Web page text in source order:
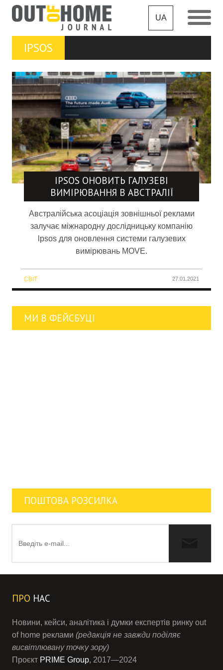
UA
IPSOS
IPSOS ОНОВИТЬ ГАЛУЗЕВІ
ВИМІРЮВАННЯ В АВСТРАЛІЇ
Австралійська асоціація зовнішньої реклами
залучає міжнародну дослідницьку компанію
lpsos для оновлення системи галузевих
вимірювань MOVE.
СВІТ 27.01.2021
МИ В ФЕЙСБУЦІ
ПОШТОВА РОЗСИЛКА
ПРО НАС
Новини, кейси, аналітика і думки експертів ринку out
of home реклами (редакція не завжди поділяє
висвітлювану точку зору)
Проєкт PRIME Group, 2017—2024